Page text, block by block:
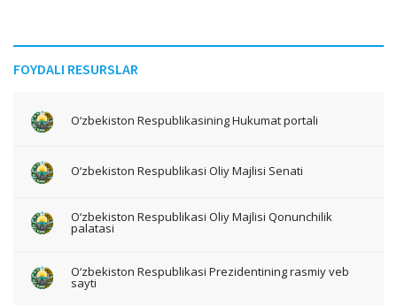
FOYDALI RESURSLAR
O‘zbekiston Respublikasining Hukumat portali
O‘zbekiston Respublikasi Oliy Majlisi Senati
O‘zbekiston Respublikasi Oliy Majlisi Qonunchilik
palatasi
O‘zbekiston Respublikasi Prezidentining rasmiy veb
sayti